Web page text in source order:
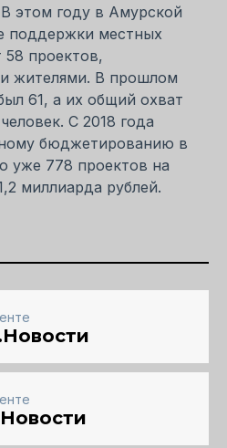
этом году в Амурской
поддержки местных
58 проектов,
жителями. В прошлом
61, а их общий охват
С 2018 года
бюджетированию в
уже 778 проектов на
миллиарда рублей.